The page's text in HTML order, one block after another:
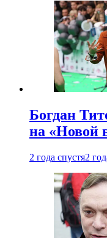
Богдан
на «Новой
2 года спустя2